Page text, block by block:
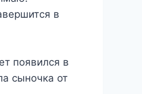
в
появился в
сыночка от